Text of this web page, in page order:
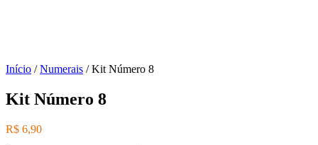
Início /Numerais / Kit Número 8
Kit Número 8
R$ 6,90